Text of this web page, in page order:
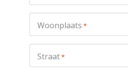
Woonplaats *
Straat*